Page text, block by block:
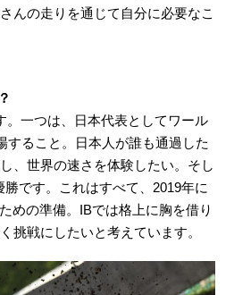
んの走りを通じて自分に必要なこ
。一つは、日本代表としてワール
すること。日本人が誰も通過した
、世界の速さを体験したい。そし
です。これはすべて、2019年に
めの準備。IBでは格上に胸を借り
挑戦にしたいと考えています。